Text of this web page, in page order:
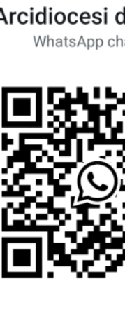
Scuola
in
18 - Fiano
in
mons.
ore 20.30 -
di don
alcuni
ore